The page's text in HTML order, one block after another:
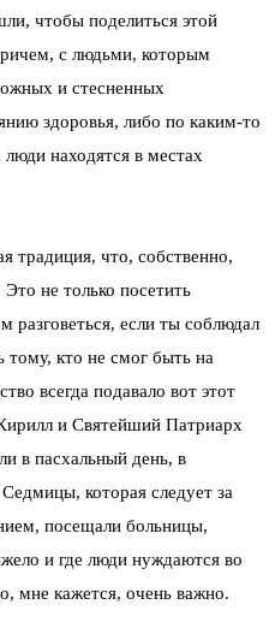
чтобы поделиться этой
с людьми, которым
и стесненных
здоровья, либо по каким-то
находятся в местах
традиция, что, собственно,
не только посетить
разговеться, если ты соблюдал
тому, кто не смог быть на
всегда подавало вот этот
и Святейший Патриарх
в пасхальный день, в
которая следует за
посещали больницы,
и где люди нуждаются во
мне кажется, очень важно.